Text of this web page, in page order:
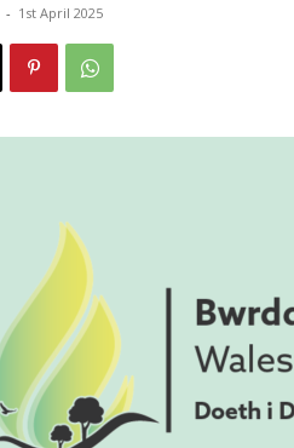
- 1st April 2025